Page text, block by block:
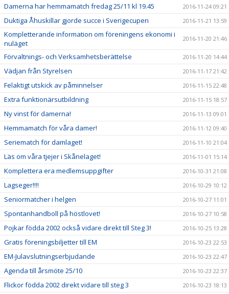
Damerna har hemmamatch fredag 25/11 kl 19.45 2016-11-24 09:21
Duktiga Åhuskillar gjorde succe i Sverigecupen 2016-11-21 13:59
Kompletterande information om föreningens ekonomi i
nuläget
2016-11-20 21:46
Förvaltnings- och Verksamhetsberättelse 2016-11-20 14:44
Vädjan från Styrelsen 2016-11-17 21:42
Felaktigt utskick av påminnelser 2016-11-15 22:48
Extra funktionärsutbildning 2016-11-15 18:57
Ny vinst för damerna! 2016-11-13 09:01
Hemmamatch för våra damer! 2016-11-12 09:40
Seriematch för damlaget! 2016-11-10 21:04
Läs om våra tjejer i Skånelaget! 2016-11-01 15:14
Komplettera era medlemsuppgifter 2016-10-31 21:08
Lagseger!!!! 2016-10-29 10:12
Seniormatcher i helgen 2016-10-27 11:01
Spontanhandboll på höstlovet! 2016-10-27 10:58
Pojkar födda 2002 också vidare direkt till Steg 3! 2016-10-25 13:28
Gratis föreningsbiljetter till EM 2016-10-23 22:53
EM-Julavslutningserbjudande 2016-10-23 22:47
Agenda till årsmöte 25/10 2016-10-23 22:37
Flickor födda 2002 direkt vidare till steg 3 2016-10-23 18:13